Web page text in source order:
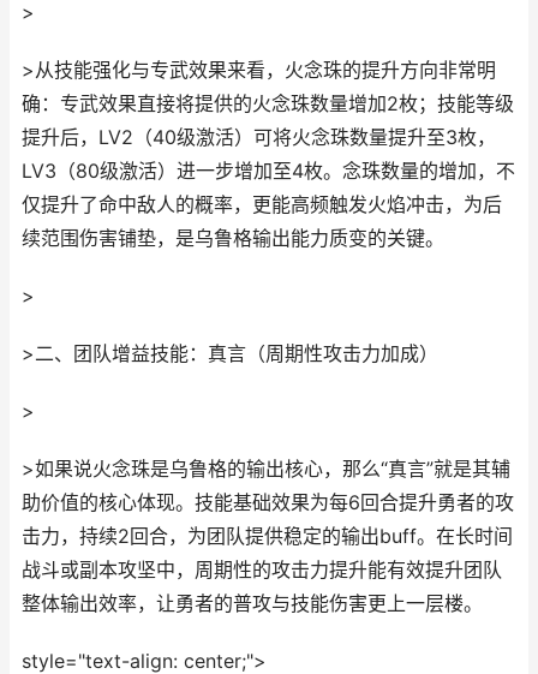
>
>从技能强化与专武效果来看，火念珠的提升方向非常明
确：专武效果直接将提供的火念珠数量增加2枚；技能等级
提升后，LV2（40级激活）可将火念珠数量提升至3枚，
LV3（80级激活）进一步增加至4枚。念珠数量的增加，不
仅提升了命中敌人的概率，更能高频触发火焰冲击，为后
续范围伤害铺垫，是乌鲁格输出能力质变的关键。
>
>二、团队增益技能：真言（周期性攻击力加成）
>
>如果说火念珠是乌鲁格的输出核心，那么“真言”就是其辅
助价值的核心体现。技能基础效果为每6回合提升勇者的攻
击力，持续2回合，为团队提供稳定的输出buff。在长时间
战斗或副本攻坚中，周期性的攻击力提升能有效提升团队
整体输出效率，让勇者的普攻与技能伤害更上一层楼。
style="text-align: center;">